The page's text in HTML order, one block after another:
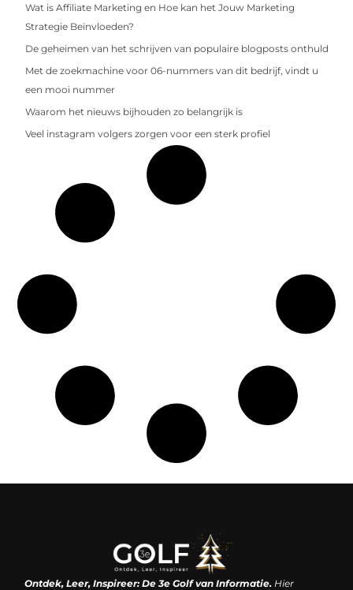
Wat is Affiliate Marketing en Hoe kan het Jouw Marketing
Strategie Beïnvloeden?
De geheimen van het schrijven van populaire blogposts onthuld
Met de zoekmachine voor 06-nummers van dit bedrijf, vindt u
een mooi nummer
Waarom het nieuws bijhouden zo belangrijk is
Veel instagram volgers zorgen voor een sterk profiel
Ontdek, Leer, Inspireer: De 3e Golf van Informatie.Hier